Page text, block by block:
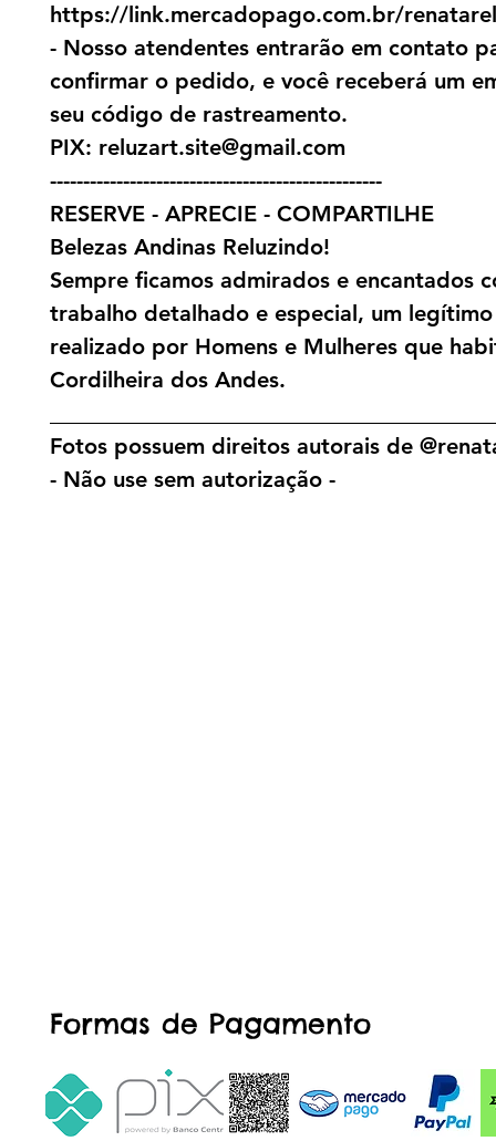
https://link.mercadopago.com.br/
- Nosso atendentes entrarão em contato
confirmar o pedido, e você receberá um
seu código de rastreamento.
PIX: reluzart.site@gmail.com
--------------------------------------------------
RESERVE - APRECIE - COMPARTILHE
Belezas Andinas Reluzindo!
Sempre ficamos admirados e encantados
trabalho detalhado e especial, um
realizado por Homens e Mulheres que
Cordilheira dos Andes.
Fotos possuem direitos autorais de
- Não use sem autorização -
Formas de Pagamento